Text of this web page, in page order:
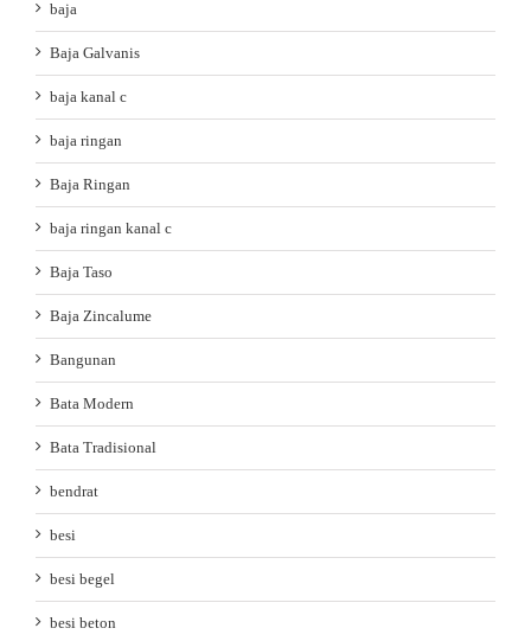
baja
Baja Galvanis
baja kanal c
baja ringan
Baja Ringan
baja ringan kanal c
Baja Taso
Baja Zincalume
Bangunan
Bata Modern
Bata Tradisional
bendrat
besi
besi begel
besi beton